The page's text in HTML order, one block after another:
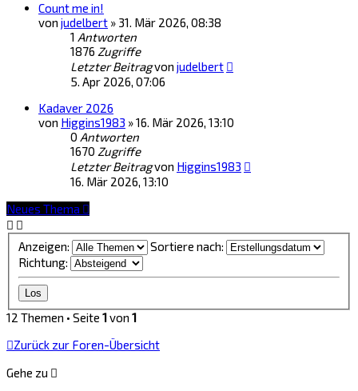
Count me in!
von judelbert » 31. Mär 2026, 08:38
1 Antworten
1876 Zugriffe
Letzter Beitragvon judelbert
5. Apr 2026, 07:06
Kadaver 2026
von Higgins1983 »16. Mär 2026, 13:10
0 Antworten
1670 Zugriffe
Letzter Beitragvon Higgins1983
16. Mär 2026, 13:10
Neues Thema
Anzeigen:
Sortiere nach:
Richtung:
12 Themen • Seite 1von 1
Zurück zur Foren-Übersicht
Gehe zu